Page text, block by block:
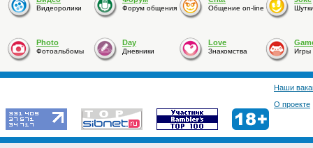
Видеоролики Форум общения Общение on-line
Photo
Фотоальбомы
Day
Дневники
Love
Знакомства Игры
Наши
О проекте